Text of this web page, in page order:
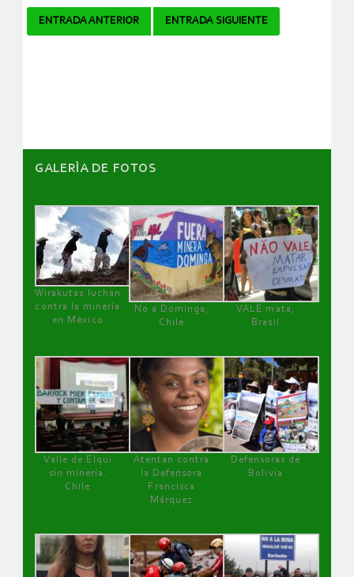
Navegador
ENTRADA ANTERIOR ENTRADA SIGUIENTE
GALERÌA DE FOTOS
Wirakutas luchan
contra la minería
en México
No a Dominga,
Chile
VALE mata,
Brasil
Valle de Elqui
sin minería.
Chile
Atentan contra
la Defensora
Francisca
Márquez
Defensoras de
Bolivia